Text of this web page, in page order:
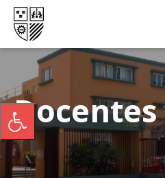
Docentes